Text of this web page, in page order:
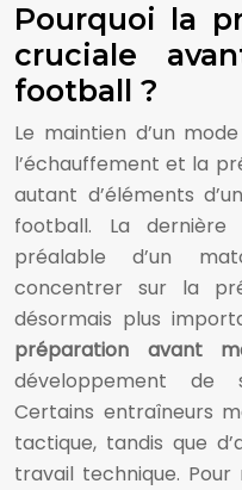
Pourquoi la
cruciale
football ?
Le maintien d’un
l’échauffement et la
autant d’éléments
football. La dernière
préalable d’un
concentrer sur la
désormais plus
préparation avant
développement de
Certains entraîneurs
tactique, tandis que
travail technique.